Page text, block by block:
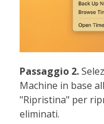
Passaggio 2.
Machine in base
"Ripristina" per
eliminati.